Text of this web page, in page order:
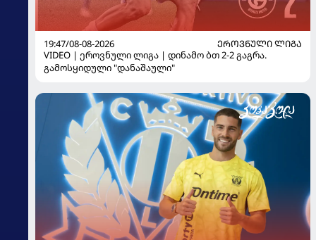
19:47/08-08-2026
ᲔᲠᲝᲕᲜᲣᲚᲘ ᲚᲘᲒᲐ
VIDEO | ეროვნული ლიგა | დინამო ბთ 2-2 გაგრა.
გამოსყიდული "დანაშაული"